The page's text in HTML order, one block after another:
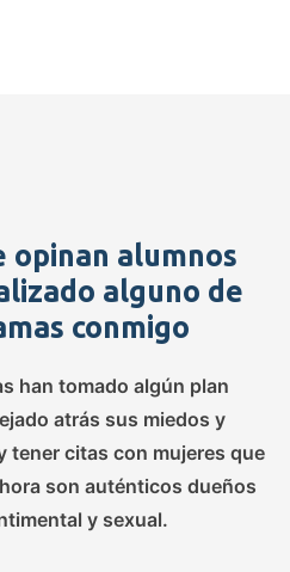
opinan alumnos
alguno de
conmigo
han tomado algún plan
atrás sus miedos y
tener citas con mujeres que
son auténticos dueños
y sexual.